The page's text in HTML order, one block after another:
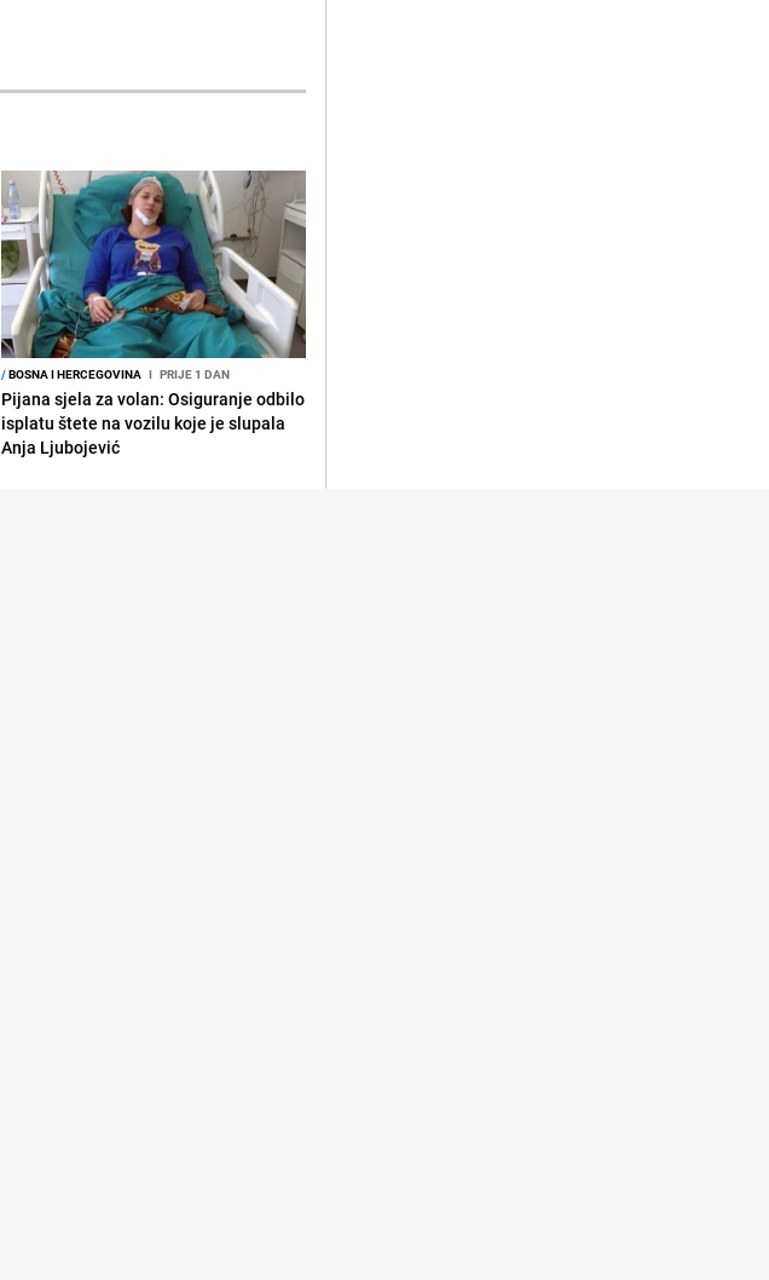
/BOSNA I HERCEGOVINA I PRIJE 1 DAN
Pijana sjela za volan: Osiguranje odbilo
isplatu štete na vozilu koje je slupala
Anja Ljubojević